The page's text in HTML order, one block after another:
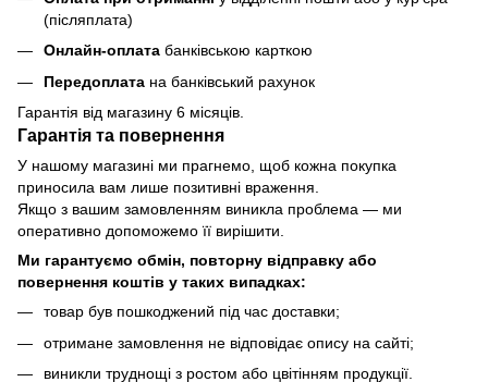
(післяплата)
Онлайн-оплата банківською карткою
Передоплата на банківський рахунок
Гарантія від магазину 6 місяців.
Гарантія та повернення
У нашому магазині ми прагнемо, щоб кожна покупка
приносила вам лише позитивні враження.
Якщо з вашим замовленням виникла проблема — ми
оперативно допоможемо її вирішити.
Ми гарантуємо обмін, повторну відправку або
повернення коштів у таких випадках:
товар був пошкоджений під час доставки;
отримане замовлення не відповідає опису на сайті;
виникли труднощі з ростом або цвітінням продукції.